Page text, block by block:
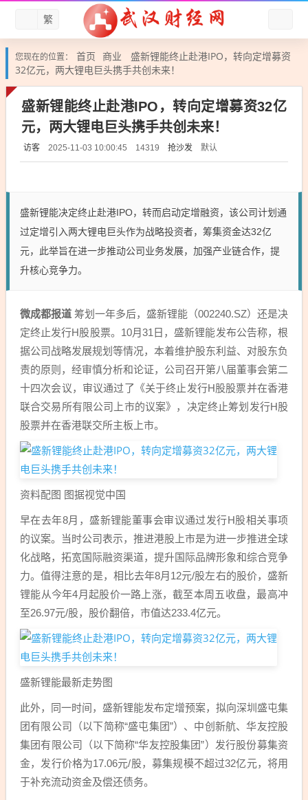
繁
您现在的位置： 首页 商业
盛新锂能终止赴港IPO，转向定增募资
32亿元，两大锂电巨头携手共创未来！
盛新锂能终止赴港IPO，转向定增募资32亿
元，两大锂电巨头携手共创未来！
访客 2025-11-03 10:00:45 14319 抢沙发 默认
盛新锂能决定终止赴港IPO，转而启动定增融资，该公司计划通
过定增引入两大锂电巨头作为战略投资者，筹集资金达32亿
元，此举旨在进一步推动公司业务发展，加强产业链合作，提
升核心竞争力。
微成都报道 筹划一年多后，盛新锂能（002240.SZ）还是决
定终止发行H股股票。10月31日，盛新锂能发布公告称，根
据公司战略发展规划等情况，本着维护股东利益、对股东负
责的原则，经审慎分析和论证，公司召开第八届董事会第二
十四次会议，审议通过了《关于终止发行H股股票并在香港
联合交易所有限公司上市的议案》，决定终止筹划发行H股
股票并在香港联交所主板上市。
资料配图 图据视觉中国
早在去年8月，盛新锂能董事会审议通过发行H股相关事项
的议案。当时公司表示，推进港股上市是为进一步推进全球
化战略，拓宽国际融资渠道，提升国际品牌形象和综合竞争
力。值得注意的是，相比去年8月12元/股左右的股价，盛新
锂能从今年4月起股价一路上涨，截至本周五收盘，最高冲
至26.97元/股，股价翻倍，市值达233.4亿元。
盛新锂能最新走势图
此外，同一时间，盛新锂能发布定增预案，拟向深圳盛屯集
团有限公司（以下简称“盛屯集团”）、中创新航、华友控股
集团有限公司（以下简称“华友控股集团”）发行股份募集资
金，发行价格为17.06元/股，募集规模不超过32亿元，将用
于补充流动资金及偿还债务。